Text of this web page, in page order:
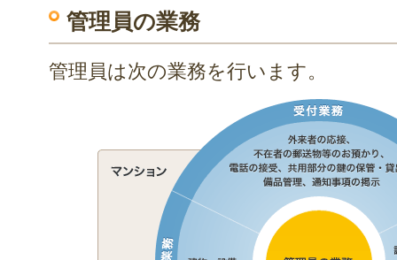
管理員の業務
管理員は次の業務を行います。